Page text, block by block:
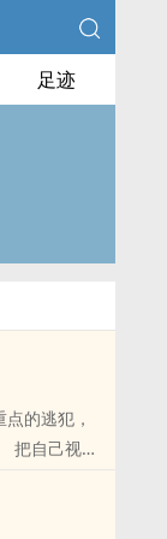
足迹
的逃犯，
自己视为